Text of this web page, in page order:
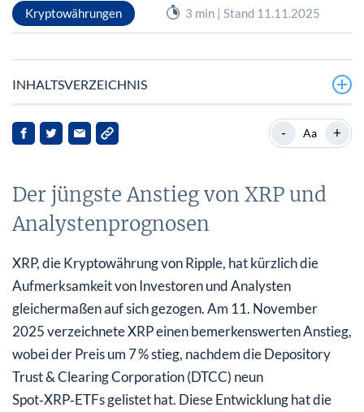
Kryptowährungen 3 min | Stand 11.11.2025
INHALTSVERZEICHNIS
Der jüngste Anstieg von XRP und Analystenprognosen
Marktreaktionen und zukünftige Aussichten
Fortschritte
Fazit
- Aa +
Der jüngste Anstieg von XRP und
Analystenprognosen
XRP, die Kryptowährung von Ripple, hat kürzlich die
Aufmerksamkeit von Investoren und Analysten
gleichermaßen auf sich gezogen. Am 11. November
2025 verzeichnete XRP einen bemerkenswerten Anstieg,
wobei der Preis um 7 % stieg, nachdem die Depository
Trust & Clearing Corporation (DTCC) neun
Spot‑XRP‑ETFs gelistet hat. Diese Entwicklung hat die